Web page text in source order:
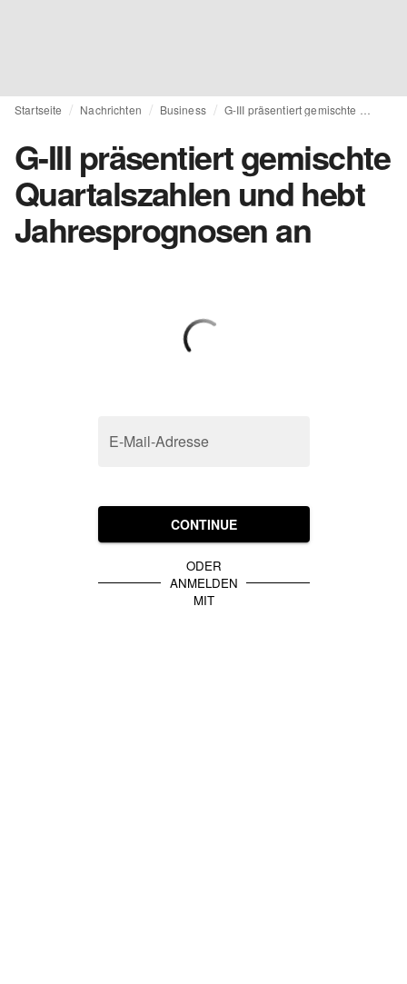
Startseite Nachrichten Business
G-III präsentiert gemischte
Quartalszahlen und hebt
Jahresprognosen an
E-Mail-Adresse
CONTINUE
ODER
ANMELDEN
MIT